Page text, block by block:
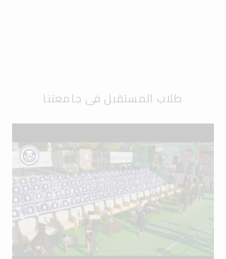
طلاب المستقبل في جامعتنا